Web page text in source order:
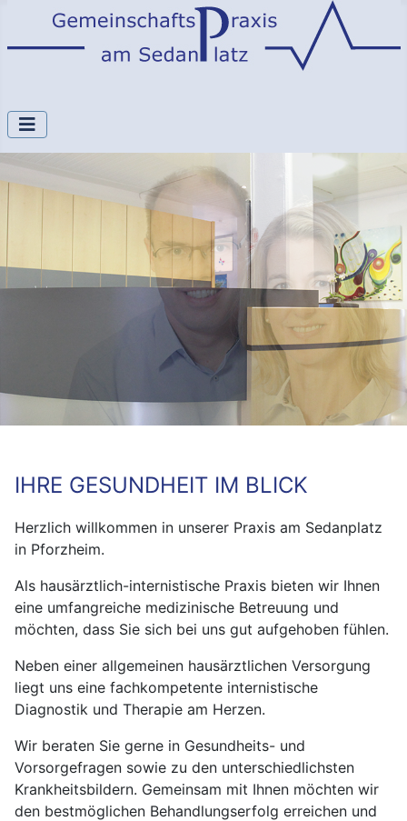
IHRE GESUNDHEIT IM BLICK
Herzlich willkommen in unserer Praxis am Sedanplatz
in Pforzheim.
Als hausärztlich-internistische Praxis bieten wir Ihnen
eine umfangreiche medizinische Betreuung und
möchten, dass Sie sich bei uns gut aufgehoben fühlen.
Neben einer allgemeinen hausärztlichen Versorgung
liegt uns eine fachkompetente internistische
Diagnostik und Therapie am Herzen.
Wir beraten Sie gerne in Gesundheits- und
Vorsorgefragen sowie zu den unterschiedlichsten
Krankheitsbildern. Gemeinsam mit Ihnen möchten wir
den bestmöglichen Behandlungserfolg erreichen und